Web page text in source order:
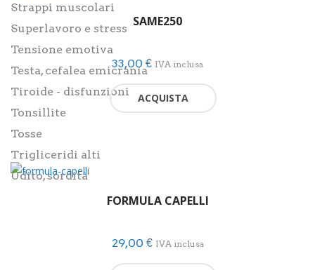
Strappi muscolari
Superlavoro e stress
Tensione emotiva
Testa, cefalea emicrania
Tiroide - disfunzioni
Tonsillite
Tosse
Trigliceridi alti
Udito, sordità
SAME250
33,00 € IVA inclusa
ACQUISTA
FORMULA CAPELLI
29,00 € IVA inclusa